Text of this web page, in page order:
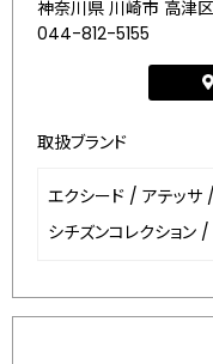
神奈川県 川崎市 高津
044-812-5155
取扱ブランド
エクシード / アテッサ /
シチズンコレクション /